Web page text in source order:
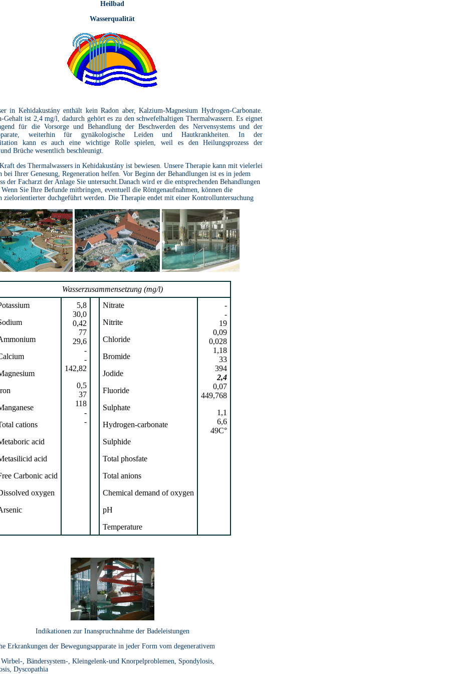
Heilbad
Wasserqualität
in Kehidakustány enthält kein Radon aber, Kalzium-Magnesium Hydrogen-Carbonate.
Gehalt ist 2,4 mg/l, dadurch gehört es zu den schwefelhaltigen Thermalwassern. Es eignet
für die Vorsorge und Behandlung der Beschwerden des Nervensystems und der
weiterhin für gynäkologische Leiden und Hautkrankheiten. In der
kann es auch eine wichtige Rolle spielen, weil es den Heilungsprozess der
Brüche wesentlich beschleunigt.
des Thermalwassers in Kehidakustány ist bewiesen. Unsere Therapie kann mit vielerlei
bei Ihrer Genesung, Regeneration helfen. Vor Beginn der Behandlungen ist es in jedem
der Facharzt der Anlage Sie untersucht.Danach wird er die entsprechenden Behandlungen
Wenn Sie Ihre Befunde mitbringen, eventuell die Röntgenaufnahmen, können die
zielorientierter duchgeführt werden. Die Therapie endet mit einer Kontrolluntersuchung
Wasserzusammensetzung (mg/l)
cations
acid
acid
Carbonic acid
oxygen
5,8
30,0
0,42
77
29,6
-
-
142,82
0,5
37
118
-
-
Nitrate
Nitrite
Chloride
Bromide
Jodide
Fluoride
Sulphate
Hydrogen-carbonate
Sulphide
Total phosfate
Total anions
Chemical demand of oxygen
pH
Temperature
-
-
19
0,09
0,028
1,18
33
394
2,4
0,07
449,768
1,1
6,6
49C°
Indikationen zur Inanspruchnahme der Badeleistungen
Erkrankungen der Bewegungsapparate in jeder Form vom degenerativem
Wirbel-, Bändersystem-, Kleingelenk-und Knorpelproblemen, Spondylosis,
Dyscopathia